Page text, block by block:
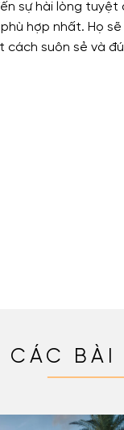
sự hài lòng
hợp nhất. Họ
cách suôn sẻ và
CÁC BÀI